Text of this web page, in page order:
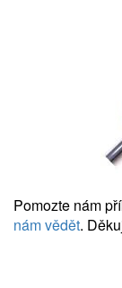
Pomozte nám
nám vědět.